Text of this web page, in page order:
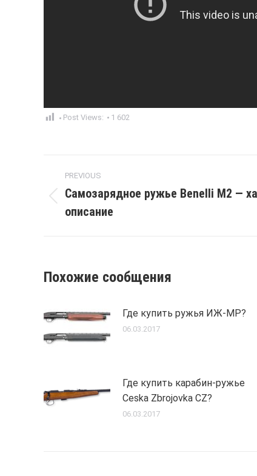
Post Views: 1 602
Post
navigation
PREVIOUS
post:
Самозарядное ружье Benelli M2 —
описание
Похожие сообщения
Где купить ружья ИЖ-МР?
06.03.2017
Где купить карабин-ружье
Ceska Zbrojovka CZ?
06.03.2017